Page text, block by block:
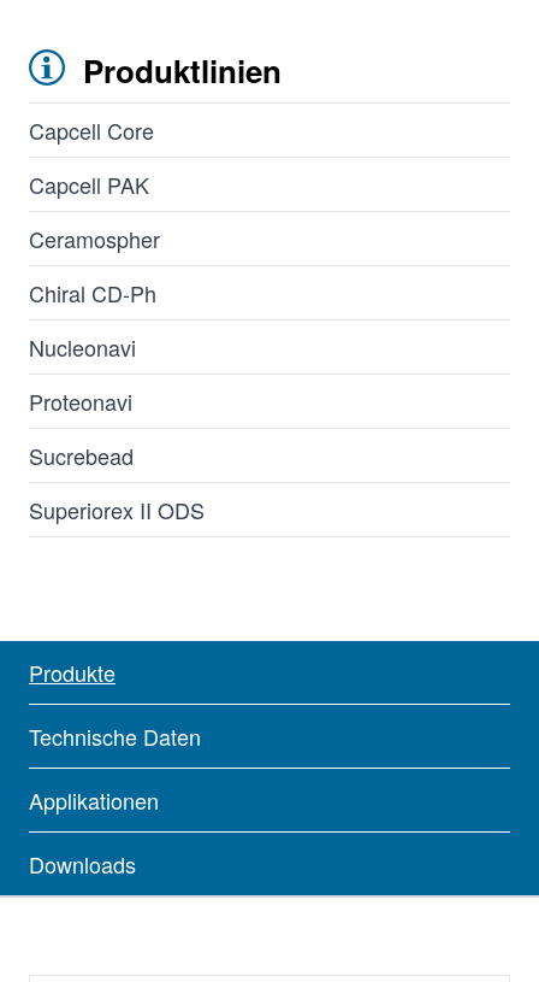
Produktlinien
Capcell Core
Capcell PAK
Ceramospher
Chiral CD-Ph
Nucleonavi
Proteonavi
Sucrebead
Superiorex II ODS
Produkte
Technische Daten
Applikationen
Downloads